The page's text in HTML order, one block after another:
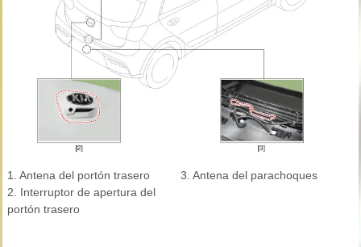
1. Antena del portón trasero
2. Interruptor de apertura del
portón trasero
3. Antena del parachoques